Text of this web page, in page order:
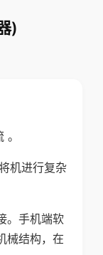
)
机进行复杂
。手机端软
械结构，在